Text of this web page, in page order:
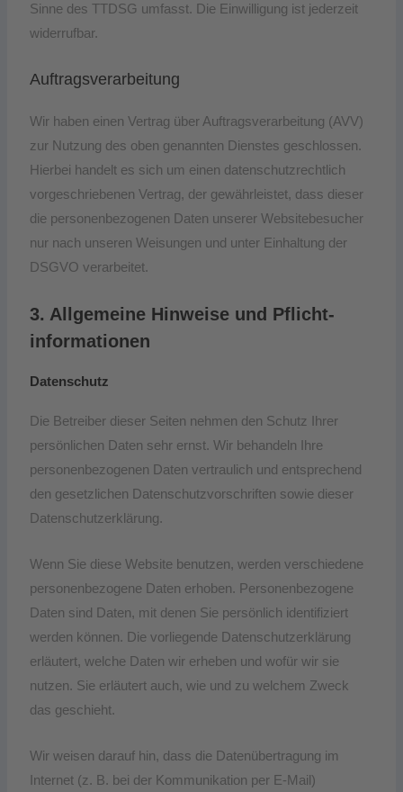
Sinne des TTDSG umfasst. Die Einwilligung ist jederzeit
widerrufbar.
Auftragsverarbeitung
Wir haben einen Vertrag über Auftragsverarbeitung (AVV)
zur Nutzung des oben genannten Dienstes geschlossen.
Hierbei handelt es sich um einen datenschutzrechtlich
vorgeschriebenen Vertrag, der gewährleistet, dass dieser
die personenbezogenen Daten unserer Websitebesucher
nur nach unseren Weisungen und unter Einhaltung der
DSGVO verarbeitet.
3. Allgemeine Hinweise und Pflicht­
informationen
Datenschutz
Die Betreiber dieser Seiten nehmen den Schutz Ihrer
persönlichen Daten sehr ernst. Wir behandeln Ihre
personenbezogenen Daten vertraulich und entsprechend
den gesetzlichen Datenschutzvorschriften sowie dieser
Datenschutzerklärung.
Wenn Sie diese Website benutzen, werden verschiedene
personenbezogene Daten erhoben. Personenbezogene
Daten sind Daten, mit denen Sie persönlich identifiziert
werden können. Die vorliegende Datenschutzerklärung
erläutert, welche Daten wir erheben und wofür wir sie
nutzen. Sie erläutert auch, wie und zu welchem Zweck
das geschieht.
Wir weisen darauf hin, dass die Datenübertragung im
Internet (z. B. bei der Kommunikation per E-Mail)